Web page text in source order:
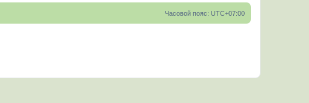
Часовой пояс: UTC+07:00